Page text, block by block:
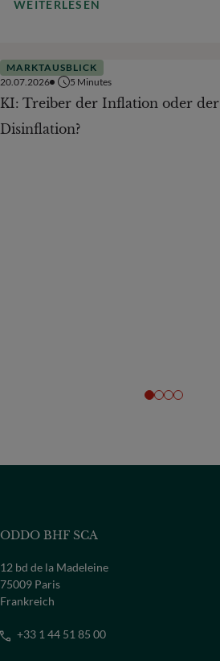
WEITERLESEN
MARKTAUSBLICK
20.07.2026
5 Minutes
KI: Treiber der Inflation oder der
Disinflation?
ODDO BHF SCA
12 bd de la Madeleine
75009 Paris
Frankreich
+33 1 44 51 85 00